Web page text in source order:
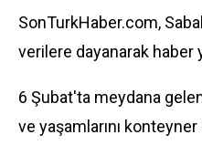
SonTurkHaber.com,
verilere dayanarak haber
6 Şubat'ta meydana
ve yaşamlarını